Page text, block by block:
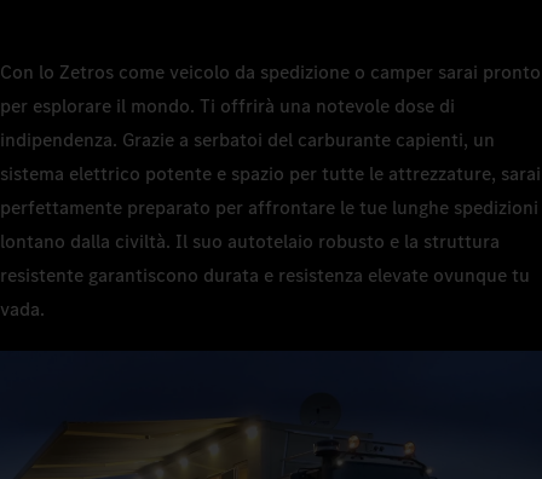
Con lo Zetros come veicolo da spedizione o camper sarai pronto
per esplorare il mondo. Ti offrirà una notevole dose di
indipendenza. Grazie a serbatoi del carburante capienti, un
sistema elettrico potente e spazio per tutte le attrezzature, sarai
perfettamente preparato per affrontare le tue lunghe spedizioni
lontano dalla civiltà. Il suo autotelaio robusto e la struttura
resistente garantiscono durata e resistenza elevate ovunque tu
vada.